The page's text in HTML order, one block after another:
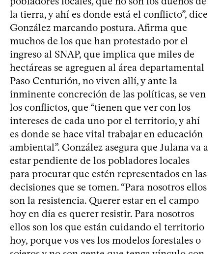
la tierra, y ahí es donde está el conflicto”, dice
González marcando postura. Afirma que
muchos de los que han protestado por el
ingreso al SNAP, que implica que miles de
hectáreas se agreguen al área departamental
Paso Centurión, no viven allí, y ante la
inminente concreción de las políticas, se ven
los conflictos, que “tienen que ver con los
intereses de cada uno por el territorio, y ahí
es donde se hace vital trabajar en educación
ambiental”. González asegura que Julana va a
estar pendiente de los pobladores locales
para procurar que estén representados en las
decisiones que se tomen. “Para nosotros ellos
son la resistencia. Querer estar en el campo
hoy en día es querer resistir. Para nosotros
ellos son los que están cuidando el territorio
hoy, porque vos ves los modelos forestales o